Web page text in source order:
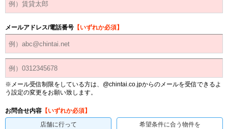
メールアドレス/電話番号 【いずれか必須】
※メール受信制限をしている方は、@chintai.co.jpからのメールを受信できるよ
う設定の変更をお願い致します。
お問合せ内容 【いずれか必須】
店舗に行って
希望条件に合う物件を